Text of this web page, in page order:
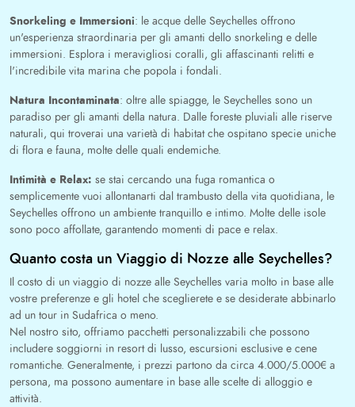
Snorkeling e Immersioni: le acque delle Seychelles offrono
un'esperienza straordinaria per gli amanti dello snorkeling e delle
immersioni. Esplora i meravigliosi coralli, gli affascinanti relitti e
l'incredibile vita marina che popola i fondali.
Natura Incontaminata: oltre alle spiagge, le Seychelles sono un
paradiso per gli amanti della natura. Dalle foreste pluviali alle riserve
naturali, qui troverai una varietà di habitat che ospitano specie uniche
di flora e fauna, molte delle quali endemiche.
Intimità e Relax: se stai cercando una fuga romantica o
semplicemente vuoi allontanarti dal trambusto della vita quotidiana, le
Seychelles offrono un ambiente tranquillo e intimo. Molte delle isole
sono poco affollate, garantendo momenti di pace e relax.
Quanto costa un Viaggio di Nozze alle Seychelles?
Il costo di un viaggio di nozze alle Seychelles varia molto in base alle
vostre preferenze e gli hotel che sceglierete e se desiderate abbinarlo
ad un tour in Sudafrica o meno.
Nel nostro sito, offriamo pacchetti personalizzabili che possono
includere soggiorni in resort di lusso, escursioni esclusive e cene
romantiche. Generalmente, i prezzi partono da circa 4.000/5.000€ a
persona, ma possono aumentare in base alle scelte di alloggio e
attività.